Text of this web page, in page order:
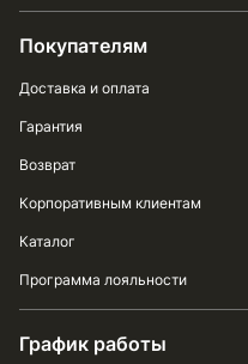
Покупателям
Доставка и оплата
Гарантия
Возврат
Корпоративным клиентам
Каталог
Программа лояльности
График работы